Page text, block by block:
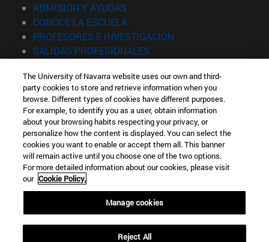
ADMISIÓN Y AYUDAS
CONOCE LA ESCUELA(abre en nueva ventana)
PROFESORES E INVESTIGACIÓN
SALIDAS PROFESIONALES
Información
TFNO +34 943 21 98 77
¿QUÉ GRADO TE INTERESA?
¿QUÉ MÁSTER TE INTERESA?
© Universidad de Navarra
Información legal
Accesibilidad
Configuración de cookies
Localizador de campus
The University of Navarra website uses our own and third-
party cookies to store and retrieve information when you
browse. Different types of cookies have different purposes.
For example, to identify you as a user, obtain information
about your browsing habits respecting your privacy, or
personalize how the content is displayed. You can select the
cookies you want to enable or accept them all. This banner
will remain active until you choose one of the two options.
For more detailed information about our cookies, please visit
our Cookie Policy.
Manage cookies
Reject All